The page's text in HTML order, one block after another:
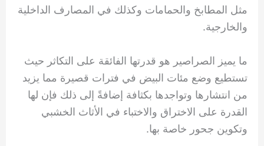
مثل المطابخ والحمامات وكذلك في المصارف الداخلية
والخارجية.
ما يميز الصراصير هو قدرتها الفائقة على التكاثر حيث
تستطيع وضع مئات البيض في فترات قصيرة مما يزيد
من انتشارها وتواجدها بكثافة إضافةً إلى ذلك فإن لها
القدرة على الاختراق والاختباء في الأثاث الخشبي
وتكوين جحور خاصة بها.